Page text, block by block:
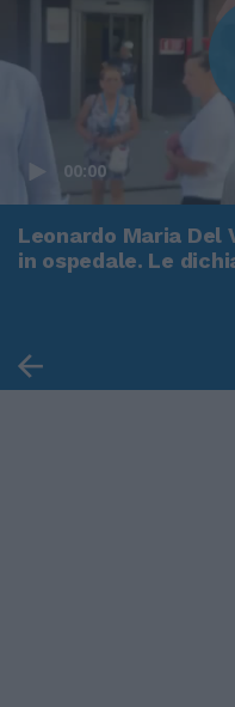
00:00
Leonardo Maria Del
in ospedale. Le